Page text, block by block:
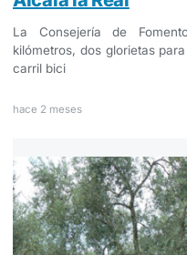
La Consejería de
kilómetros, dos glorietas
carril bici
hace 2 meses